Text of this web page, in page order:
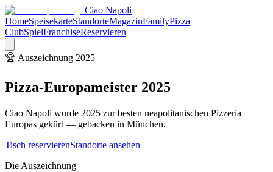
Ciao Napoli
HomeSpeisekarteStandorteMagazinFamilyPizza
ClubSpielFranchiseReservieren
🏆 Auszeichnung 2025
Pizza-Europameister 2025
Ciao Napoli wurde 2025 zur besten neapolitanischen Pizzeria
Europas gekürt — gebacken in München.
Tisch reservierenStandorte ansehen
Die Auszeichnung